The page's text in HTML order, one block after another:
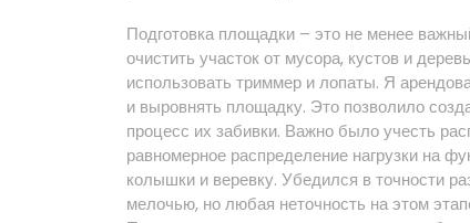
Подготовка площадки – это не менее
очистить участок от мусора, кустов и
использовать триммер и лопаты. Я
и выровнять площадку. Это позволило
процесс их забивки. Важно было учесть
равномерное распределение нагрузки на
колышки и веревку. Убедился в точности
мелочью, но любая неточность на этом